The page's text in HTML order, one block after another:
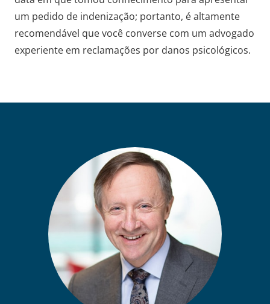
um pedido de indenização; portanto, é altamente
recomendável que você converse com um advogado
experiente em reclamações por danos psicológicos.